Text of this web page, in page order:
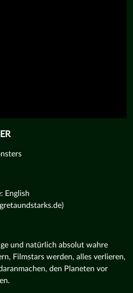
English
und natürlich absolut wahre
Filmstars werden, alles verlieren,
den Planeten vor